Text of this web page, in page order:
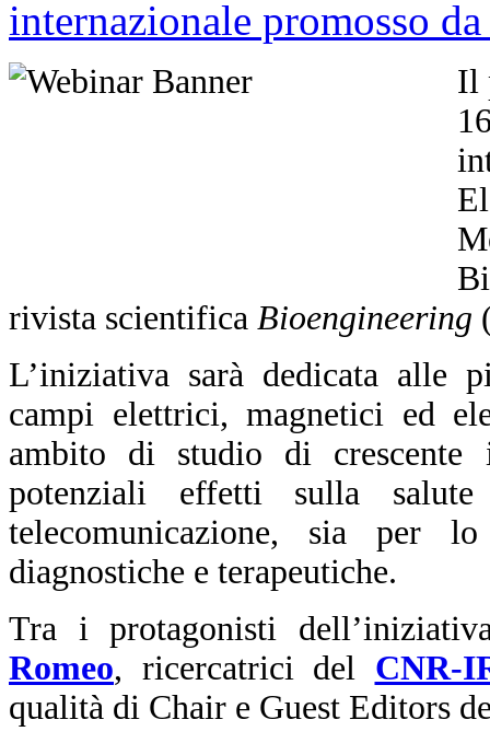
Il
rivista scientifica Bioengineering
L’iniziativa sarà dedicata alle
campi elettrici, magnetici ed
ambito di studio di crescente
potenziali effetti sulla
telecomunicazione, sia per
diagnostiche e terapeutiche.
Tra i protagonisti
Romeo, ricercatrici del CNR-
qualità di Chair e Guest Editors